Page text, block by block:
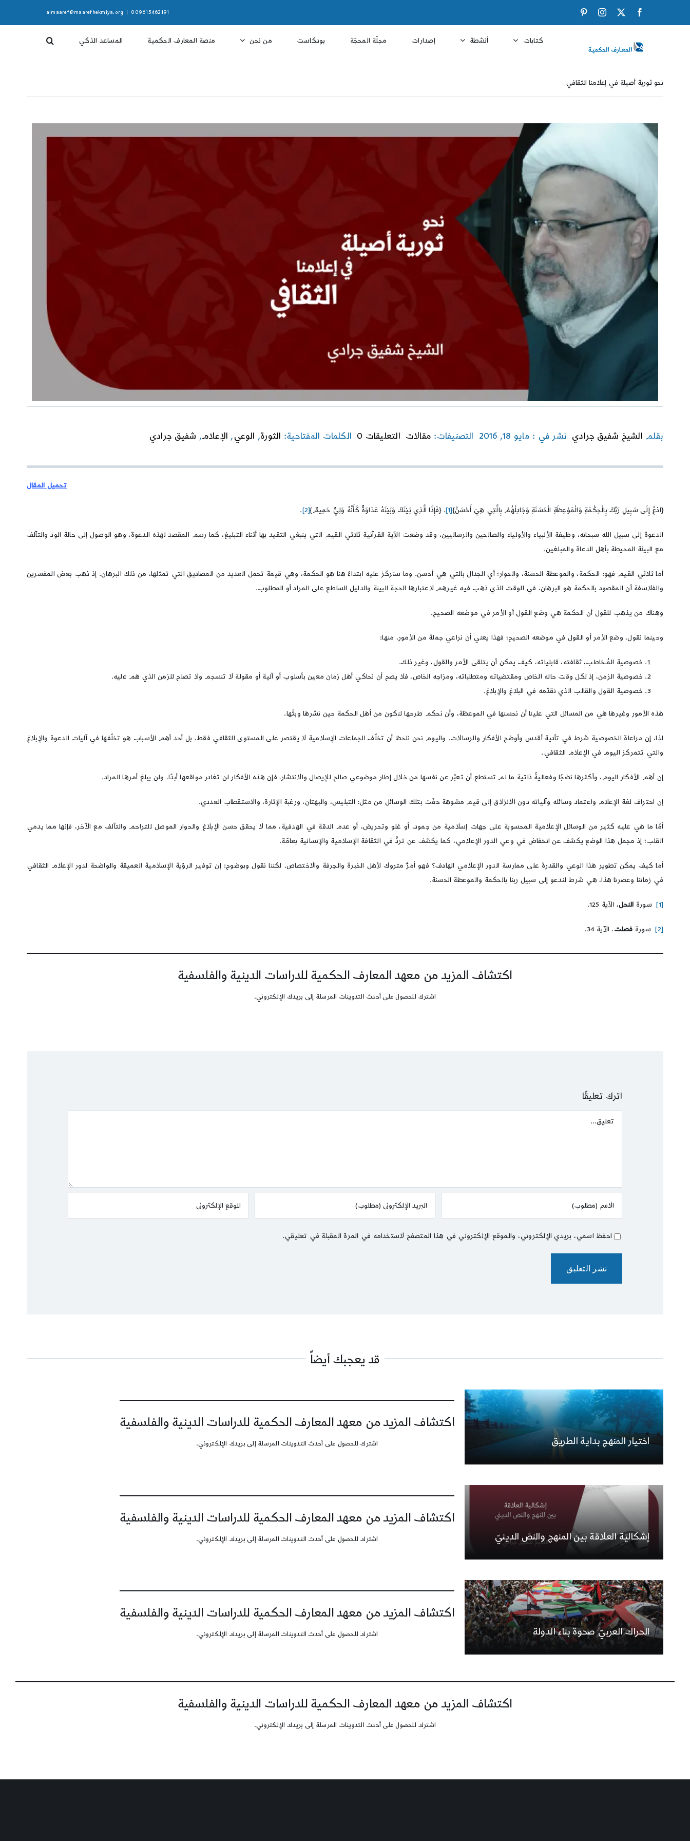
Facebook
X
Instagram
009615462191
almaaref@maarefhekmiya.org
كتابات أنشطة إصدارات مجلّة المحجّة بودكاست من نحن منصة المعارف الحكمية المساعد الذكي
نحو ثورية أصيلة في إعلامنا الثقافي
بقلم الشيخ شفيق جرادي نشر في : مايو 18, 2016 التصنيفات: مقالات التعليقات 0
on
أصيلة
الكلمات المفتاحية: الثورة, الوعي , الإعلام, شفيق جرادي
تحميل المقال
{ادْعُ إِلَى سَبِيلِ رَبِّكَ بِالْحِكْمَةِ وَالْمَوْعِظَةِ الْحَسَنَةِ وَجَادِلْهُمْ بِالَّتِي هِيَ أَحْسَنُ}[1] . {فَإِذَا الَّذِي بَيْنَكَ وَبَيْنَهُ عَدَاوَةٌ كَأَنَّهُ وَلِيٌّ حَمِيمٌ}[2]
.
الدعوة إلى سبيل الله سبحانه، وظيفة الأنبياء والأولياء والصالحين والرساليين، وقد وضعت الآية القرآنية ثلاثي القيم التي ينبغي التقيد بها أثناء التبليغ، كما رسم المقصد لهذه الدعوة، وهو الوصول إلى حالة الود والتآلف
مع البيئة المحيطة بأهل الدعاة والمبلغين.
أما ثلاثي القيم فهو: الحكمة، والموعظة الحسنة، والحوار؛ أي الجدال بالتي هي أحسن. وما سنركز عليه ابتداءً هنا هو الحكمة، وهي قيمة تحمل العديد من المصاديق التي تمثلها، من ذلك البرهان. إذ ذهب بعض المفسرين
والفلاسفة أن المقصود بالحكمة هو البرهان، في الوقت الذي ذهب فيه غيرهم لاعتبارها الحجة البينة والدليل الساطع على المراد أو المطلوب.
وهناك من يذهب للقول أن الحكمة هي وضع القول أو الأمر في موضعه الصحيح.
وحينما نقول، وضع الأمر أو القول في موضعه الصحيح؛ فهذا يعني أن نراعي جملة من الأمور، منها:
خصوصية المُـخاطب، ثقافته، قابلياته، كيف يمكن أن يتلقى الأمر والقول، وغير ذلك.
خصوصية الزمن، إذ لكل وقت حاله الخاص ومقتضياته ومتطلباته، ومزاجه الخاص، فلا يصح أن نحاكي أهل زمان معين بأسلوب أو آلية أو مقولة لا تنسجم ولا تصلح للزمن الذي هم عليه.
خصوصية القول والقالب الذي نقدّمه في البلاغ والإبلاغ.
هذه الأمور وغيرها هي من المسائل التي علينا أن نحسنها في الموعظة، وأن نحكم طرحها لنكون من أهل الحكمة حين نشرها وبثّها.
لذا، إن مراعاة الخصوصية شرط في تأدية أقدس وأوضح الأفكار والرسالات. واليوم نحن نلحظ أن تخلّف الجماعات الإسلامية لا يقتصر على المستوى الثقافي فقط، بل أحد أهم الأسباب هو تخلّفها في آليات الدعوة والإبلاغ
والتي تتمركز اليوم في الإعلام الثقافي.
إن أهم الأفكار اليوم، وأكثرها نضجًا وفعاليةً ذاتية ما لم تستطع أن تعبِّر عن نفسها من خلال إطار موضوعي صالح للإيصال والانتشار، فإن هذه الأفكار لن تغادر مواقعها أبدًا، ولن يبلغ أمرها المراد.
إن احتراف لغة الإعلام واعتماد وسائله وآلياته دون الانزلاق إلى قيم مشوهة حفّت بتلك الوسائل من مثل: التبليس، والبهتان، ورغبة الإثارة، والاستقطاب العددي.
أمّا ما هي عليه كثير من الوسائل الإعلامية المحسوبة على جهات إسلامية من جمود، أو غلو وتحريض، أو عدم الدقة في الهدفية، مما لا يحقق حسن الإبلاغ والحوار الموصل للتراحم والتآلف مع الآخر، فإنها مما يدمي
القلب؛ إذ مجمل هذا الوضع يكشف عن انخفاض في وعي الدور الإعلامي، كما يكشف عن تردٍّ في الثقافة الإسلامية والإنسانية بعامّة.
أما كيف يمكن تطوير هذا الوعي والقدرة على ممارسة الدور الإعلامي الهادف؟ فهو أمرٌ متروك لأهل الخبرة والحِرفة والاختصاص. لكننا نقول وبوضوح: إن توفير الرؤية الإسلامية العميقة والواضحة لدور الإعلام الثقافي
في زماننا وعصرنا هذا، هي شرط لندعو إلى سبيل ربنا بالحكمة والموعظة الحسنة.
[1] سورة النحل، الآية 125.
[2] سورة فصلت، الآية 34.
اكتشاف المزيد من معهد المعارف الحكمية للدراسات الدينية والفلسفية
اشترك للحصول على أحدث التدوينات المرسلة إلى بريدك الإلكتروني.
اترك تعليقًا
Comment
احفظ اسمي، بريدي الإلكتروني، والموقع الإلكتروني في هذا المتصفح لاستخدامه في المرة المقبلة في تعليقي.
قد يعجبك أيضاً
اختيار المنهج بداية الطريق
اكتشاف المزيد من معهد المعارف الحكمية للدراسات الدينية والفلسفية
اشترك للحصول على أحدث التدوينات المرسلة إلى بريدك الإلكتروني.
إشكاليّة العلاقة بين المنهج والنصّ الدينيّ
اكتشاف المزيد من معهد المعارف الحكمية للدراسات الدينية والفلسفية
اشترك للحصول على أحدث التدوينات المرسلة إلى بريدك الإلكتروني.
الحراك العربيّ صحوة بناء الدولة
اكتشاف المزيد من معهد المعارف الحكمية للدراسات الدينية والفلسفية
اشترك للحصول على أحدث التدوينات المرسلة إلى بريدك الإلكتروني.
اكتشاف المزيد من معهد المعارف الحكمية للدراسات الدينية والفلسفية
اشترك للحصول على أحدث التدوينات المرسلة إلى بريدك الإلكتروني.